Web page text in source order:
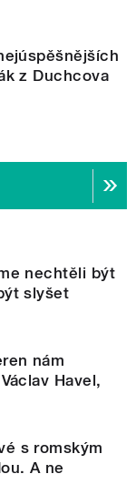
z Duchcova
nechtěli být
slyšet
nám
Havel,
s romským
A ne